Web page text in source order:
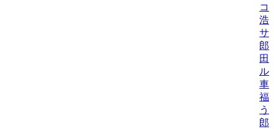
コ
浩
サ
郎
田
ル
車/
福
う
郎